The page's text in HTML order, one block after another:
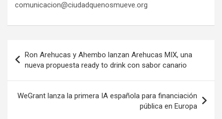
comunicacion@ciudadquenosmueve.org
navigation
Ron Arehucas y Ahembo lanzan Arehucas MIX, una
nueva propuesta ready to drink con sabor canario
WeGrant lanza la primera IA española para financiación
pública en Europa